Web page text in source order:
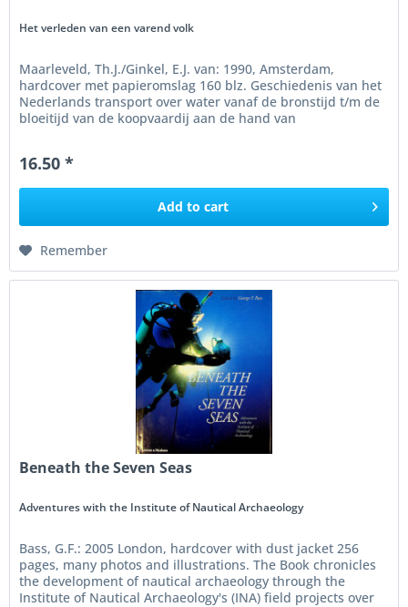
Het verleden van een varend volk
Maarleveld, Th.J./Ginkel, E.J. van: 1990, Amsterdam,
hardcover met papieromslag 160 blz. Geschiedenis van het
Nederlands transport over water vanaf de bronstijd t/m de
bloeitijd van de koopvaardij aan de hand van
16.50 *
Add to cart
Remember
Beneath the Seven Seas
Adventures with the Institute of Nautical Archaeology
Bass, G.F.: 2005 London, hardcover with dust jacket 256
pages, many photos and illustrations. The Book chronicles
the development of nautical archaeology through the
Institute of Nautical Archaeology's (INA) field projects over